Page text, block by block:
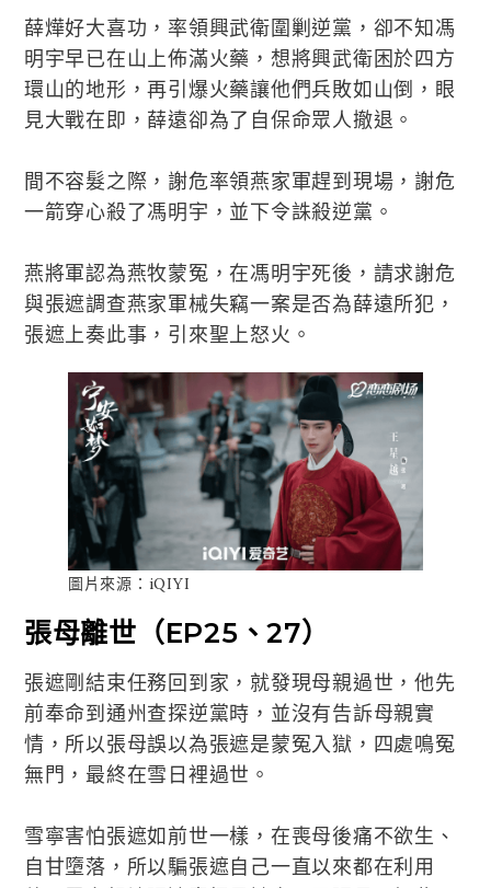
薛燁好大喜功，率領興武衛圍剿逆黨，卻不知馮
明宇早已在山上佈滿火藥，想將興武衛困於四方
環山的地形，再引爆火藥讓他們兵敗如山倒，眼
見大戰在即，薛遠卻為了自保命眾人撤退。
間不容髮之際，謝危率領燕家軍趕到現場，謝危
一箭穿心殺了馮明宇，並下令誅殺逆黨。
燕將軍認為燕牧蒙冤，在馮明宇死後，請求謝危
與張遮調查燕家軍械失竊一案是否為薛遠所犯，
張遮上奏此事，引來聖上怒火。
圖片來源：iQIYI
張母離世（EP25、27）
張遮剛結束任務回到家，就發現母親過世，他先
前奉命到通州查探逆黨時，並沒有告訴母親實
情，所以張母誤以為張遮是蒙冤入獄，四處鳴冤
無門，最終在雪日裡過世。
雪寧害怕張遮如前世一樣，在喪母後痛不欲生、
自甘墮落，所以騙張遮自己一直以來都在利用